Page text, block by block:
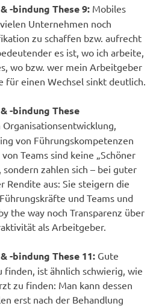
-bindung These 9: Mobiles
Unternehmen noch
zu schaffen bzw. aufrecht
es ist, wo ich arbeite,
wo bzw. wer mein Arbeitgeber
für einen Wechsel sinkt deutlich.
-bindung These
von Führungskompetenzen
Teams sind keine „Schöner
zahlen sich – bei guter
Rendite aus: Sie steigern die
und Teams und
the way noch Transparenz über
als Arbeitgeber.
-bindung These 11: Gute
finden, ist ähnlich schwierig, wie
zu finden: Man kann dessen
erst nach der Behandlung